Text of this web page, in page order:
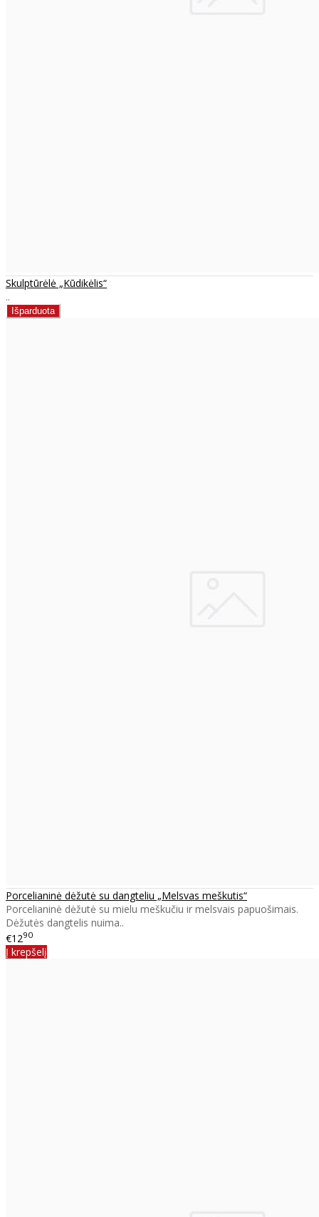
Skulptūrėlė „Kūdikėlis“
..
Porcelianinė dėžutė su dangteliu „Melsvas meškutis“
Porcelianinė dėžutė su mielu meškučiu ir melsvais papuošimais.
Dėžutės dangtelis nuima..
€1290
Į krepšelį